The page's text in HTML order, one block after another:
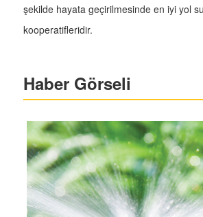
şekilde hayata geçirilmesinde en iyi yol
kooperatifleridir.
Haber Görseli